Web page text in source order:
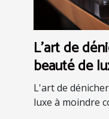
L'art de
beauté de
L'art de
luxe à moindre